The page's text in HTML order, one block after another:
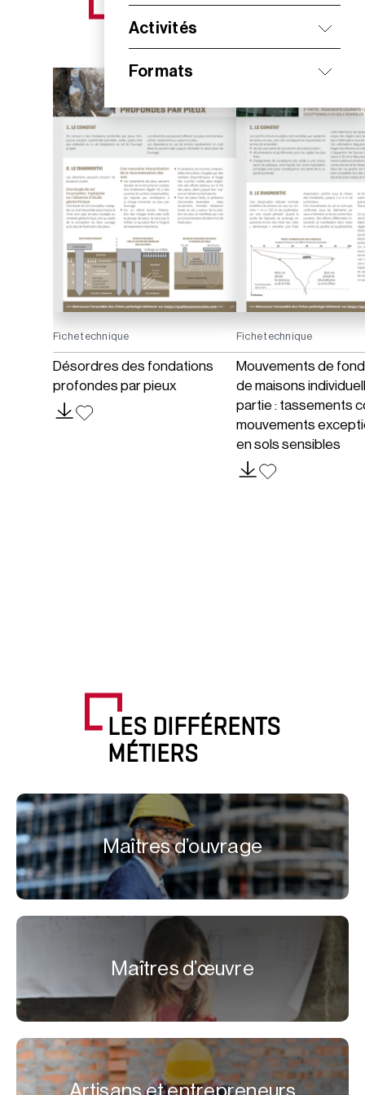
Activités
Formats
NOS NOUVEAUTÉS
Fiche technique
Désordres des fondations
profondes par pieux
Fiche technique
Mouvements de
de maisons
partie : tassements
mouvements
en sols sensibles
LES DIFFÉRENTS
MÉTIERS
Maîtres d’ouvrage
Maîtres d’œuvre
Artisans et entrepreneurs